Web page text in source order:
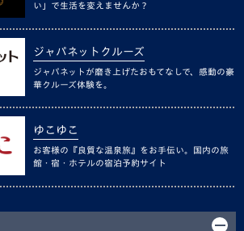
い」で生活を変えませんか？
ジャパネットクルーズ
ジャパネットが磨き上げたおもてなしで、感動の豪
華クルーズ体験を。
ゆこゆこ
お客様の『良質な温泉旅』をお手伝い。国内の旅
館・宿・ホテルの宿泊予約サイト